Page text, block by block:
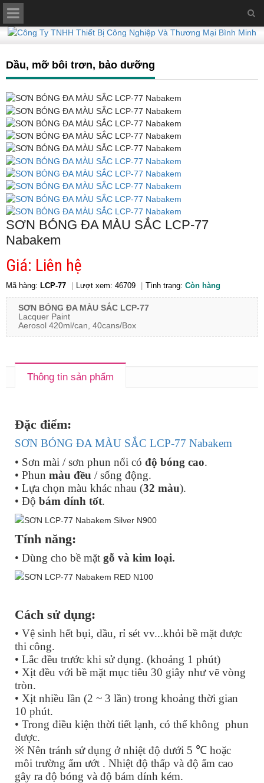
Dầu, mỡ bôi trơn, bảo dưỡng
SƠN BÓNG ĐA MÀU SẮC LCP-77
Nabakem
Giá: Liên hệ
Mã hàng: LCP-77 Lượt xem: 46709 Tình trạng: Còn hàng
SƠN BÓNG ĐA MÀU SẮC LCP-77
Lacquer Paint
Aerosol 420ml/can, 40cans/Box
Thông tin sản phẩm
Đặc điểm:
SƠN BÓNG ĐA MÀU SẮC LCP-77 Nabakem
• Sơn mài / sơn phun nổi có độ bóng cao.
• Phun màu đều / sống động.
• Lựa chọn màu khác nhau (32 màu).
• Độ bám dính tốt.
Tính năng:
• Dùng cho bề mặt gỗ và kim loại.
Cách sử dụng:
• Vệ sinh hết bụi, dầu, rỉ sét vv...khỏi bề mặt được
thi công.
• Lắc đều trước khi sử dụng. (khoảng 1 phút)
• Xịt đều với bề mặt mục tiêu 30 giây như vẽ vòng
tròn.
• Xịt nhiều lần (2 ~ 3 lần) trong khoảng thời gian
10 phút.
• Trong điều kiện thời tiết lạnh, có thể không phun
được.
※ Nên tránh sử dụng ở nhiệt độ dưới 5 ℃ hoặc
môi trường ẩm ướt . Nhiệt độ thấp và độ ẩm cao
gây ra độ bóng và độ bám dính kém.